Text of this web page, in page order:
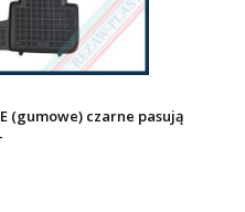
(gumowe) czarne pasują